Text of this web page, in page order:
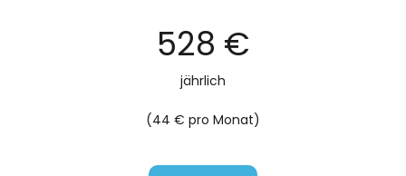
528 €
jährlich
(44 € pro Monat)